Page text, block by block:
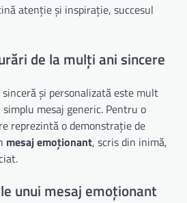
atenție și inspirație, succesul
de la mulți ani sincere
sinceră și personalizată este mult
mesaj generic. Pentru o
reprezintă o demonstrație de
mesaj emoționant, scris din inimă,
unui mesaj emoționant